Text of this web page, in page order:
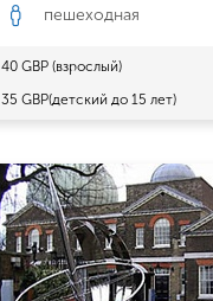
пешеходная
40 GBP (взрослый)
35 GBP(детский до 15 лет)